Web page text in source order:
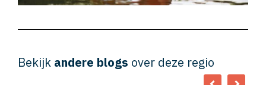
Bekijk andere blogs over deze regio